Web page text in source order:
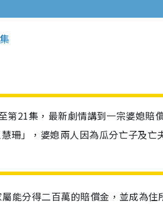
第21集，最新劇情講到一宗婆媳賠
珊」，婆媳兩人因為瓜分亡子及
能分得二百萬的賠償金，並成為